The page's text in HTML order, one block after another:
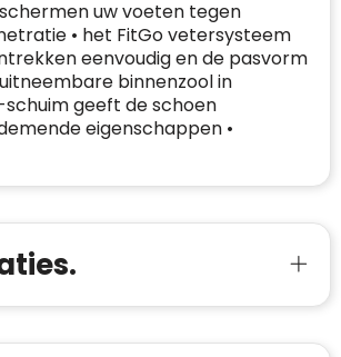
uw voeten tegen
• het FitGo vetersysteem
eenvoudig en de pasvorm
binnenzool in
geeft de schoen
eigenschappen •
de
:
2026
1-10
2026-04-22
op en verhoogt u uw
Trustindex-certificaat.
»